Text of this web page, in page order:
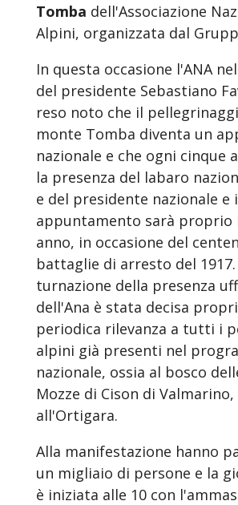
Tomba dell'Associazione
Alpini, organizzata dal
In questa occasione l'ANA
del presidente Sebastiano
reso noto che il
monte Tomba diventa un
nazionale e che ogni cinque
la presenza del labaro
e del presidente nazionale e
appuntamento sarà proprio
anno, in occasione del
battaglie di arresto del 1917.
turnazione della presenza
dell'Ana è stata decisa
periodica rilevanza a tutti i
alpini già presenti nel
nazionale, ossia al bosco
Mozze di Cison di
all'Ortigara.
Alla manifestazione hanno
un migliaio di persone e la
è iniziata alle 10 con